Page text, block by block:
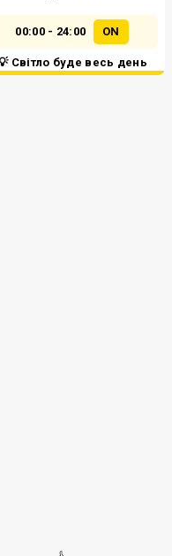
00:00 - 24:00 ON
Світло буде весь день